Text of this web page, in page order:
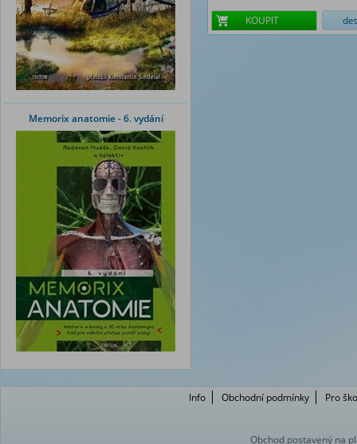
Memorix anatomie - 6. vydání
KOUPIT
Info Obchodní podmínky Pro
Obchod postavený na